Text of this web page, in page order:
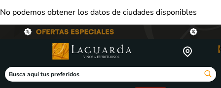
No podemos obtener los datos de ciudades disponibles
Busca aquí tus preferidos